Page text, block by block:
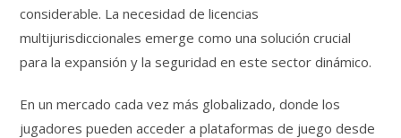
considerable. La necesidad de licencias
multijurisdiccionales emerge como una solución crucial
para la expansión y la seguridad en este sector dinámico.
En un mercado cada vez más globalizado, donde los
jugadores pueden acceder a plataformas de juego desde